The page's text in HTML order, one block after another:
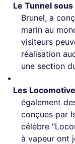
Le Tunnel sous
Brunel, a
marin au
visiteurs
réalisation
une section
Les
également
conçues par
célèbre
à vapeur ont